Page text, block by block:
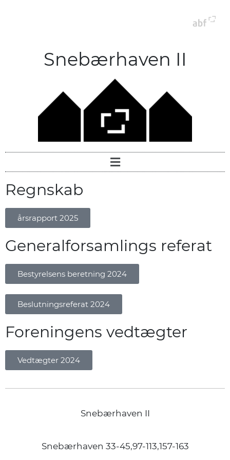
Snebærhaven II
Regnskab
årsrapport 2025
Generalforsamlings referat
Bestyrelsens beretning 2024
Beslutningsreferat 2024
Foreningens vedtægter
Vedtægter 2024
Snebærhaven II
Snebærhaven 33-45,97-113,157-163